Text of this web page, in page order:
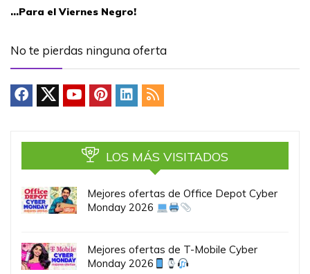
…Para el Viernes Negro!
No te pierdas ninguna oferta
LOS MÁS VISITADOS
Mejores ofertas de Office Depot Cyber
Monday 2026
Mejores ofertas de T-Mobile Cyber
Monday 2026